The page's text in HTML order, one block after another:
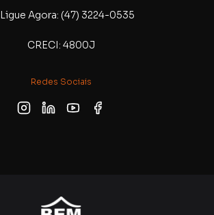
Ligue Agora: (47) 3224-0535
CRECI: 4800J
Redes Sociais